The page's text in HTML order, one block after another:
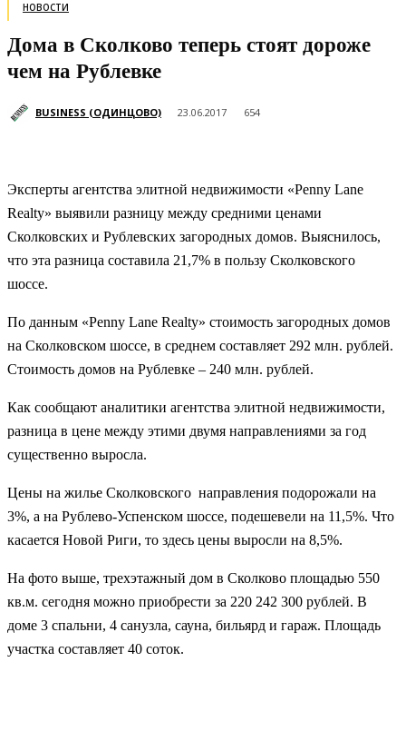
НОВОСТИ
Дома в Сколково теперь стоят дороже
чем на Рублевке
BUSINESS (ОДИНЦОВО) 23.06.2017 654
Эксперты агентства элитной недвижимости «Penny Lane
Realty» выявили разницу между средними ценами
Сколковских и Рублевских загородных домов. Выяснилось,
что эта разница составила 21,7% в пользу Сколковского
шоссе.
По данным «Penny Lane Realty» стоимость загородных домов
на Сколковском шоссе, в среднем составляет 292 млн. рублей.
Стоимость домов на Рублевке – 240 млн. рублей.
Как сообщают аналитики агентства элитной недвижимости,
разница в цене между этими двумя направлениями за год
существенно выросла.
Цены на жилье Сколковского направления подорожали на
3%, а на Рублево-Успенском шоссе, подешевели на 11,5%. Что
касается Новой Риги, то здесь цены выросли на 8,5%.
На фото выше, трехэтажный дом в Сколково площадью 550
кв.м. сегодня можно приобрести за 220 242 300 рублей. В
доме 3 спальни, 4 санузла, сауна, бильярд и гараж. Площадь
участка составляет 40 соток.